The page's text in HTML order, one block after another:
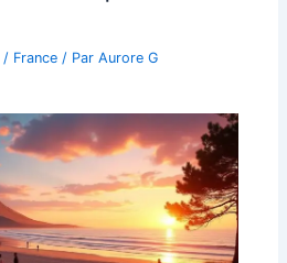
/ France / ParAurore G